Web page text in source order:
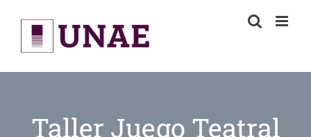
content
Taller Juego Teatral